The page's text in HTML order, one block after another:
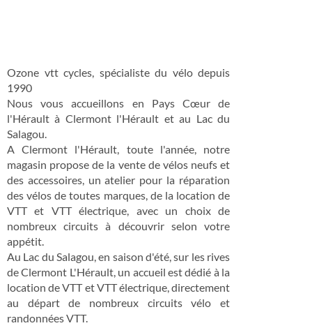
Ozone vtt cycles, spécialiste du vélo depuis
1990
Nous vous accueillons en Pays Cœur de
l'Hérault à Clermont l'Hérault et au Lac du
Salagou.
A Clermont l'Hérault, toute l'année, notre
magasin propose de la vente de vélos neufs et
des accessoires, un atelier pour la réparation
des vélos de toutes marques, de la location de
VTT et VTT électrique, avec un choix de
nombreux circuits à découvrir selon votre
appétit.
Au Lac du Salagou, en saison d'été, sur les rives
de Clermont L'Hérault, un accueil est dédié à la
location de VTT et VTT électrique, directement
au départ de nombreux circuits vélo et
randonnées VTT.